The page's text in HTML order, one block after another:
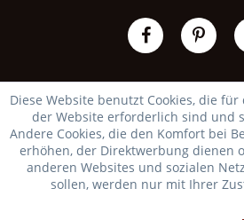
Diese Website benutzt Cookies, die
der Website erforderlich sind und
Andere Cookies, die den Komfort bei
erhöhen, der Direktwerbung dienen
anderen Websites und sozialen
sollen, werden nur mit Ihrer